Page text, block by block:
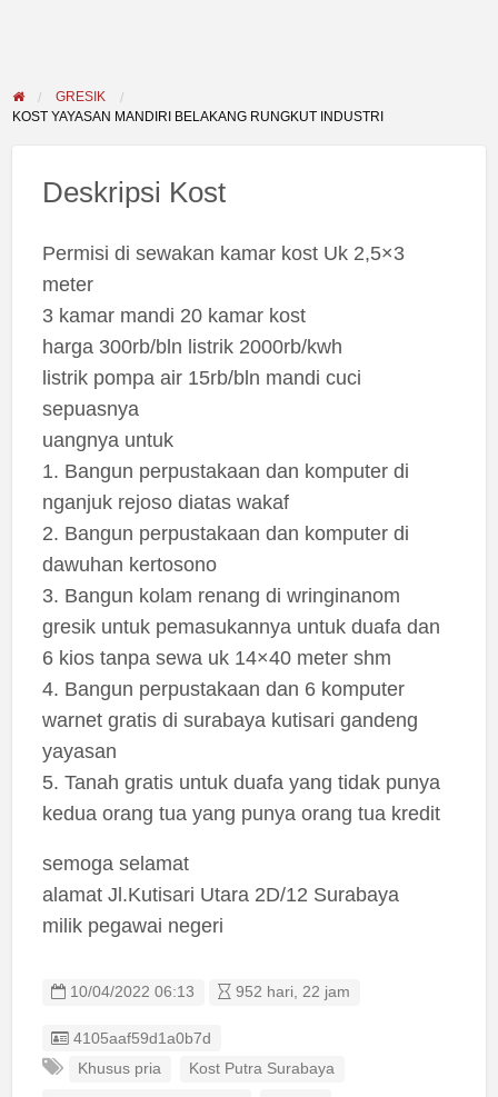
GRESIK
KOST YAYASAN MANDIRI BELAKANG RUNGKUT INDUSTRI
Deskripsi Kost
Permisi di sewakan kamar kost Uk 2,5×3
meter
3 kamar mandi 20 kamar kost
harga 300rb/bln listrik 2000rb/kwh
listrik pompa air 15rb/bln mandi cuci
sepuasnya
uangnya untuk
1. Bangun perpustakaan dan komputer di
nganjuk rejoso diatas wakaf
2. Bangun perpustakaan dan komputer di
dawuhan kertosono
3. Bangun kolam renang di wringinanom
gresik untuk pemasukannya untuk duafa dan
6 kios tanpa sewa uk 14×40 meter shm
4. Bangun perpustakaan dan 6 komputer
warnet gratis di surabaya kutisari gandeng
yayasan
5. Tanah gratis untuk duafa yang tidak punya
kedua orang tua yang punya orang tua kredit
semoga selamat
alamat Jl.Kutisari Utara 2D/12 Surabaya
milik pegawai negeri
10/04/2022 06:13 952 hari, 22 jam
Listing ID
4105aaf59d1a0b7d
Khusus pria
Kost Putra Surabaya